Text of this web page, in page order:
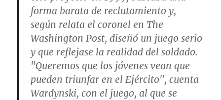
forma barata de reclutamiento y,
según relata el coronel en The
Washington Post, diseñó un juego serio
y que reflejase la realidad del soldado.
"Queremos que los jóvenes vean que
pueden triunfar en el Ejército", cuenta
Wardynski, con el juego, al que se